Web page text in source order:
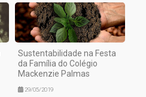
Sustentabilidade na Festa
da Família do Colégio
Mackenzie Palmas
29/05/2019